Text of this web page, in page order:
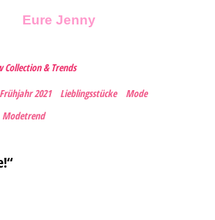
Eure Jenny
Collection & Trends
Frühjahr 2021 Lieblingsstücke
Mode
Modetrend